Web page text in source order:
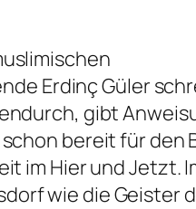
Erdinç Güler
gibt
bereit für den
im Hier und Jetzt.
wie die Geister